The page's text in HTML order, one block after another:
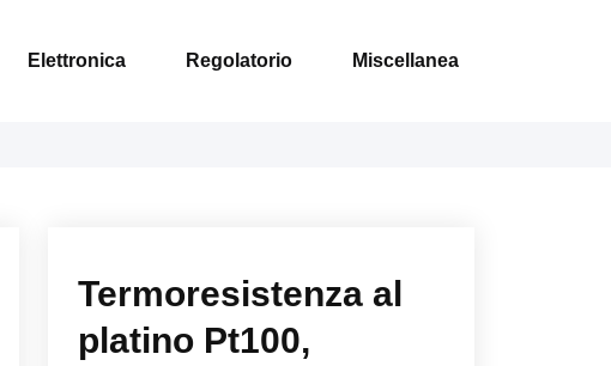
Elettronica Regolatorio Miscellanea
Termoresistenza al
platino Pt100,